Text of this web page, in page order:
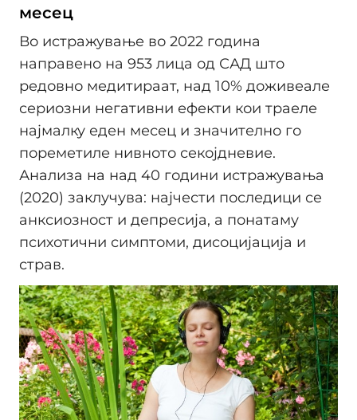
месец
Во истражување во 2022 година
направено на 953 лица од САД што
редовно медитираат, над 10% доживеале
сериозни негативни ефекти кои траеле
најмалку еден месец и значително го
пореметиле нивното секојдневие.
Анализа на над 40 години истражувања
(2020) заклучува: најчести последици се
анксиозност и депресија, а понатаму
психотични симптоми, дисоцијација и
страв.